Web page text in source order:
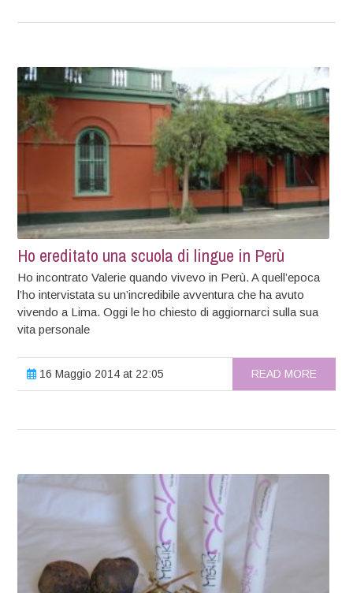
Ho ereditato una scuola di lingue in Perù
Ho incontrato Valerie quando vivevo in Perù. A quell’epoca
l’ho intervistata su un’incredibile avventura che ha avuto
vivendo a Lima. Oggi le ho chiesto di aggiornarci sulla sua
vita personale
16 Maggio 2014 at 22:05 READ MORE